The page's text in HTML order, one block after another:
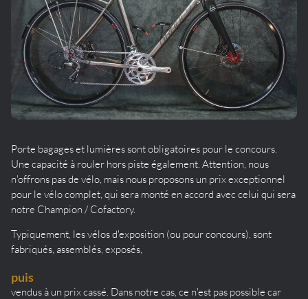
Porte bagages et lumières sont obligatoires pour le concours.
Une capacité à rouler hors piste également. Attention, nous
n'offrons pas de vélo, mais nous proposons un prix exceptionnel
pour le vélo complet, qui sera monté en accord avec celui qui sera
notre Champion / Cofactory.
Typiquement, les vélos d'exposition (ou pour concours), sont
fabriqués, assemblés, exposés,
puis
vendus à un prix cassé. Dans notre cas, ce n'est pas possible car